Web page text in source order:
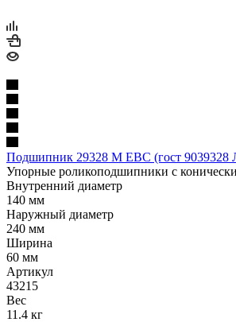
Подшипник 29328 M EBC (гост 9039328
Упорные роликоподшипники с
Внутренний диаметр
140 мм
Наружный диаметр
240 мм
Ширина
60 мм
Артикул
43215
Вес
11.4 кг